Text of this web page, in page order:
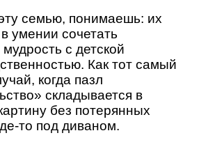
семью, понимаешь: их
умении сочетать
с детской
Как тот самый
когда пазл
складывается в
без потерянных
то под диваном.